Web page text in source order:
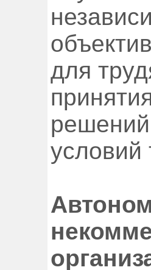
для
условий